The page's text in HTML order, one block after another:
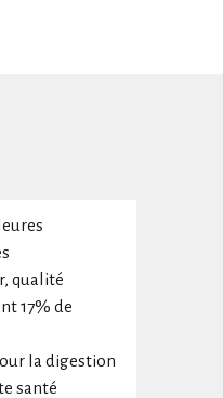
qualité
17% de
la digestion
santé